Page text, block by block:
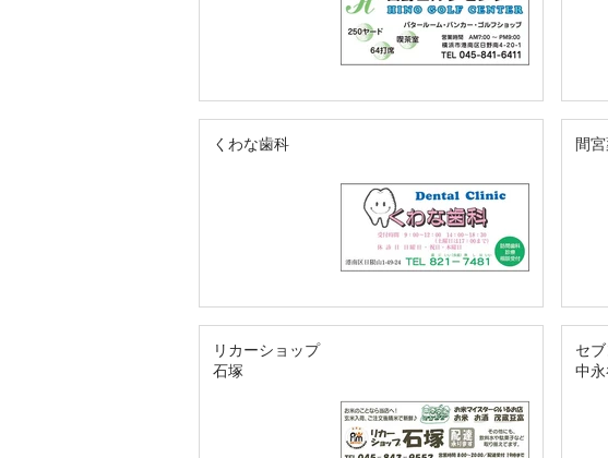
くわな歯科 間
リカーショップ
石塚
セ
中